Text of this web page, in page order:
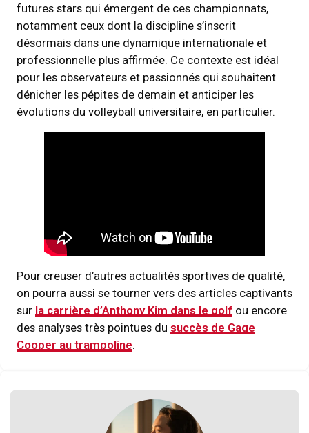
futures stars qui émergent de ces championnats,
notamment ceux dont la discipline s’inscrit
désormais dans une dynamique internationale et
professionnelle plus affirmée. Ce contexte est idéal
pour les observateurs et passionnés qui souhaitent
dénicher les pépites de demain et anticiper les
évolutions du volleyball universitaire, en particulier.
Pour creuser d’autres actualités sportives de qualité,
on pourra aussi se tourner vers des articles captivants
sur la carrière d’Anthony Kim dans le golf ou encore
des analyses très pointues du succès de Gage
Cooper au trampoline.